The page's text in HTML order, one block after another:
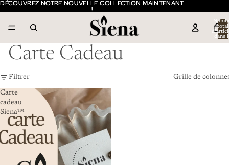
DÉCOUVREZ NOTRE NOUVELLE COLLECTION MAINTENANT
!
DÉCOUVREZ NOTRE NOUVELLE COLLECTION MAINTENANT
!
total
dans
Carte Cadeau
Filtrer Grille de
Carte
cadeau
Siena™